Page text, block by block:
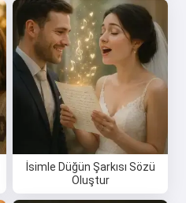
İsimle Düğün Şarkısı Sözü
Oluştur